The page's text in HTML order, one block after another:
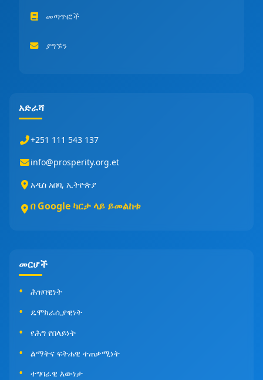
መጣጥፎች
ያግኙን
አድራሻ
+251 111 543 137
info@prosperity.org.et
አዲስ አበባ, ኢትዮጵያ
በ Google ካርታ ላይ ይመልከቱ
መርሆች
ሕዝባዊነት
ዴሞክራሲያዊነት
የሕግ የበላይነት
ልማትና ፍትሐዊ ተጠቃሚነት
ተግባራዊ እውነታ